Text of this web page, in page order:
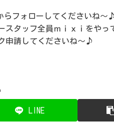
フォローしてくださいね～
タッフ全員ｍｉｘｉをやっ
申請してくださいね～♪
LINE